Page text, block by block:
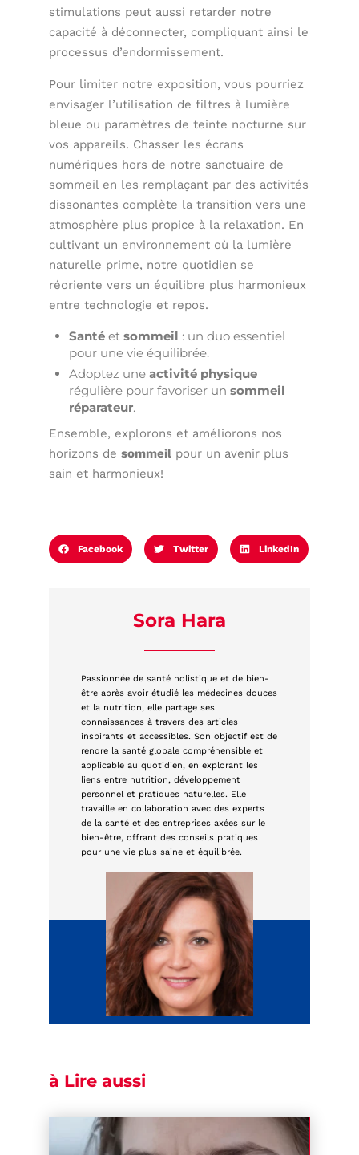
stimulations peut aussi retarder notre
capacité à déconnecter, compliquant ainsi le
processus d’endormissement.
Pour limiter notre exposition, vous pourriez
envisager l’utilisation de filtres à lumière
bleue ou paramètres de teinte nocturne sur
vos appareils. Chasser les écrans
numériques hors de notre sanctuaire de
sommeil en les remplaçant par des activités
dissonantes complète la transition vers une
atmosphère plus propice à la relaxation. En
cultivant un environnement où la lumière
naturelle prime, notre quotidien se
réoriente vers un équilibre plus harmonieux
entre technologie et repos.
Santé etsommeil : un duo essentiel
pour une vie équilibrée.
Adoptez uneactivité physique
régulière pour favoriser unsommeil
réparateur.
Ensemble, explorons et améliorons nos
horizons desommeil pour un avenir plus
sain et harmonieux!
Facebook Twitter LinkedIn
Sora Hara
Passionnée de santé holistique et de bien-
être après avoir étudié les médecines douces
et la nutrition, elle partage ses
connaissances à travers des articles
inspirants et accessibles. Son objectif est de
rendre la santé globale compréhensible et
applicable au quotidien, en explorant les
liens entre nutrition, développement
personnel et pratiques naturelles. Elle
travaille en collaboration avec des experts
de la santé et des entreprises axées sur le
bien-être, offrant des conseils pratiques
pour une vie plus saine et équilibrée.
à Lire aussi